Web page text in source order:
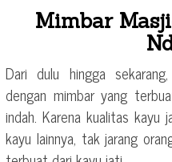
Mimbar
Dari dulu hingga
dengan mimbar yang
indah. Karena kualitas
kayu lainnya, tak jarang